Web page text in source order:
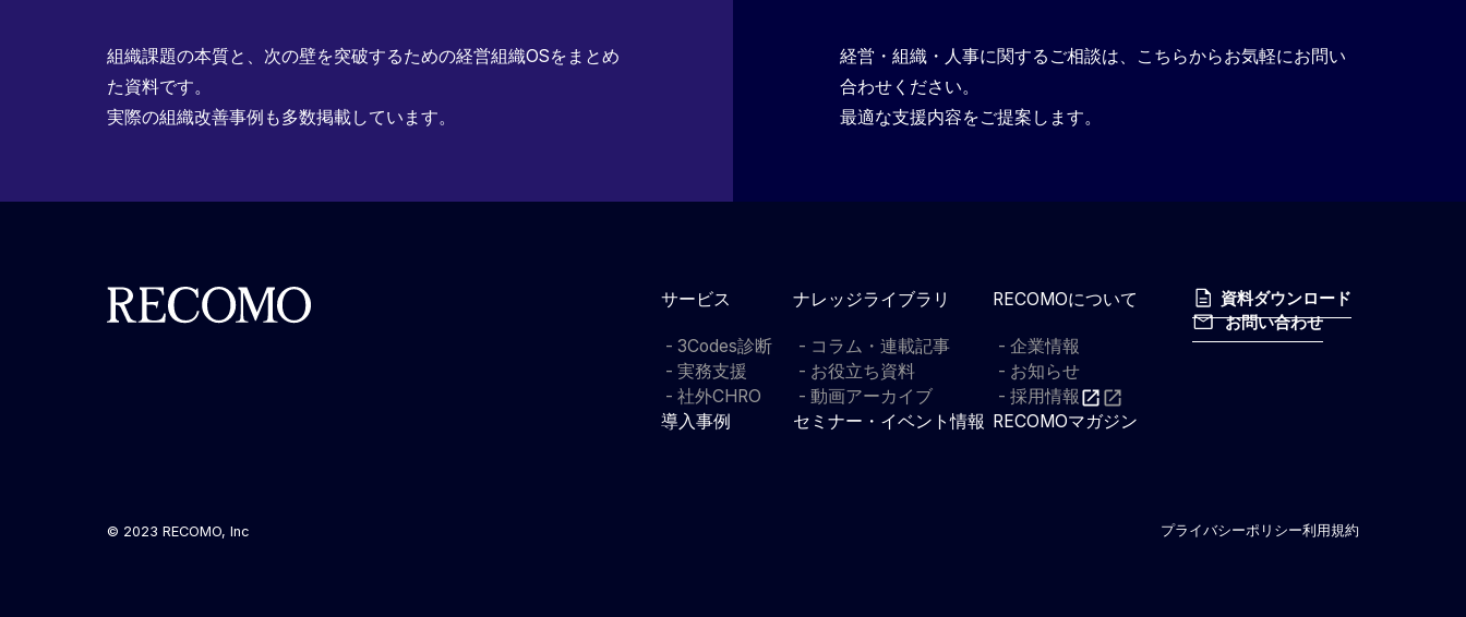
組織課題の本質と、次の壁を突破するための経営組織OSをまとめ
た資料です。
実際の組織改善事例も多数掲載しています。
経営・組織・人事に関するご相談は、こちらからお気軽にお問い
合わせください。
最適な支援内容をご提案します。
サービス
3Codes診断
実務支援
社外CHRO
導入事例
ナレッジライブラリ
コラム・連載記事
お役立ち資料
動画アーカイブ
セミナー・イベント情報
RECOMOについて
企業情報
お知らせ
採用情報
RECOMOマガジン
資料ダウンロード
お問い合わせ
プライバシーポリシー利用規約
© 2023 RECOMO, Inc